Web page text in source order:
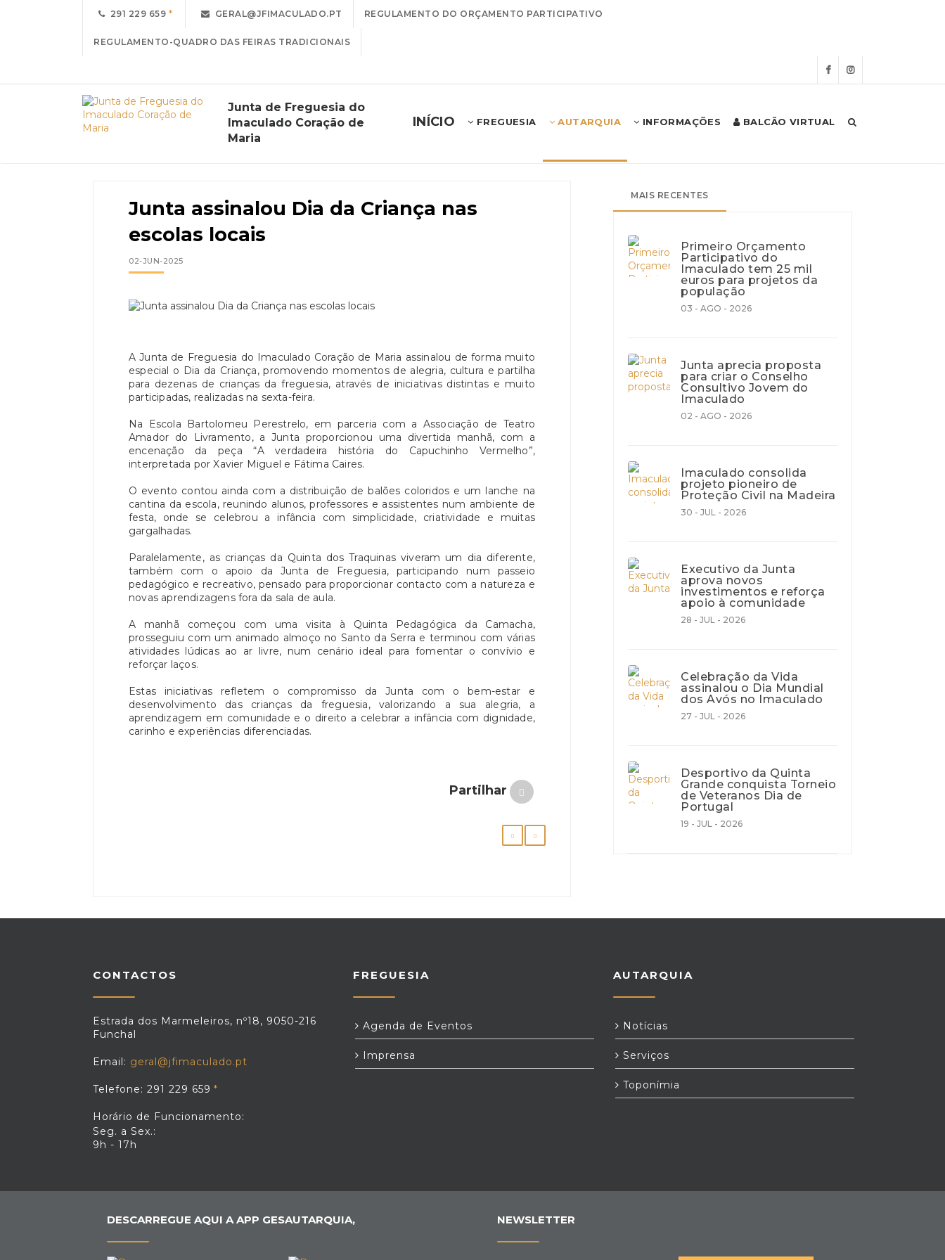
291 229 659 GERAL@JFIMACULADO.PT REGULAMENTO DO ORÇAMENTO PARTICIPATIVO
REGULAMENTO-QUADRO DAS FEIRAS TRADICIONAIS
Junta de Freguesia do
Imaculado Coração de
Maria
INÍCIO FREGUESIA AUTARQUIA INFORMAÇÕES BALCÃO VIRTUAL
Notícias
Junta assinalou Dia da Criança nas
escolas locais
02-JUN-2025
A Junta de Freguesia do Imaculado Coração de Maria assinalou de forma muito
especial o Dia da Criança, promovendo momentos de alegria, cultura e partilha
para dezenas de crianças da freguesia, através de iniciativas distintas e muito
participadas, realizadas na sexta-feira.
Na Escola Bartolomeu Perestrelo, em parceria com a Associação de Teatro
Amador do Livramento, a Junta proporcionou uma divertida manhã, com a
encenação da peça “A verdadeira história do Capuchinho Vermelho”,
interpretada por Xavier Miguel e Fátima Caires.
O evento contou ainda com a distribuição de balões coloridos e um lanche na
cantina da escola, reunindo alunos, professores e assistentes num ambiente de
festa, onde se celebrou a infância com simplicidade, criatividade e muitas
gargalhadas.
Paralelamente, as crianças da Quinta dos Traquinas viveram um dia diferente,
também com o apoio da Junta de Freguesia, participando num passeio
pedagógico e recreativo, pensado para proporcionar contacto com a natureza e
novas aprendizagens fora da sala de aula.
A manhã começou com uma visita à Quinta Pedagógica da Camacha,
prosseguiu com um animado almoço no Santo da Serra e terminou com várias
atividades lúdicas ao ar livre, num cenário ideal para fomentar o convívio e
reforçar laços.
Estas iniciativas refletem o compromisso da Junta com o bem-estar e
desenvolvimento das crianças da freguesia, valorizando a sua alegria, a
aprendizagem em comunidade e o direito a celebrar a infância com dignidade,
carinho e experiências diferenciadas.
Partilhar
MAIS RECENTES
Primeiro Orçamento
Participativo do
Imaculado tem 25 mil
euros para projetos da
população
03 - AGO - 2026
Junta aprecia proposta
para criar o Conselho
Consultivo Jovem do
Imaculado
02 - AGO - 2026
Imaculado consolida
projeto pioneiro de
Proteção Civil na Madeira
30 - JUL - 2026
Executivo da Junta
aprova novos
investimentos e reforça
apoio à comunidade
28 - JUL - 2026
Celebração da Vida
assinalou o Dia Mundial
dos Avós no Imaculado
27 - JUL - 2026
Desportivo da Quinta
Grande conquista Torneio
de Veteranos Dia de
Portugal
19 - JUL - 2026
CONTACTOS
Estrada dos Marmeleiros, nº18, 9050-216
Funchal
Email: geral@jfimaculado.pt
Telefone: 291 229 659
Horário de Funcionamento:
Seg. a Sex.:
9h - 17h
FREGUESIA
Agenda de Eventos
Imprensa
AUTARQUIA
Notícias
Serviços
Toponímia
DESCARREGUE AQUI A APP GESAUTARQUIA, NEWSLETTER